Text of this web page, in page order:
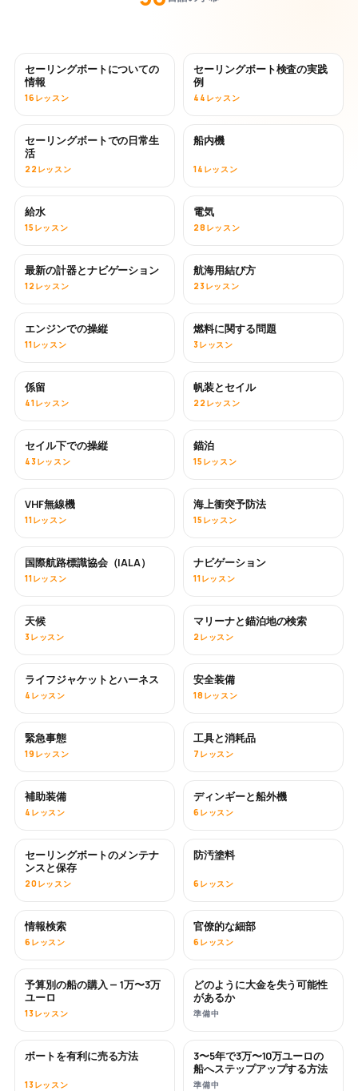
セーリングボートについての
情報
16レッスン
セーリングボート検査の実践
例
44レッスン
セーリングボートでの日常生
活
22レッスン
船内機
14レッスン
給水
15レッスン
電気
28レッスン
最新の計器とナビゲーション
12レッスン
航海用結び方
23レッスン
エンジンでの操縦
11レッスン
燃料に関する問題
3レッスン
係留
41レッスン
帆装とセイル
22レッスン
セイル下での操縦
43レッスン
錨泊
15レッスン
VHF無線機
11レッスン
海上衝突予防法
15レッスン
国際航路標識協会（IALA）
11レッスン
ナビゲーション
11レッスン
天候
3レッスン
マリーナと錨泊地の検索
2レッスン
ライフジャケットとハーネス
4レッスン
安全装備
18レッスン
緊急事態
19レッスン
工具と消耗品
7レッスン
補助装備
4レッスン
ディンギーと船外機
6レッスン
セーリングボートのメンテナ
ンスと保存
20レッスン
近日公開
防汚塗料
6レッスン
情報検索
6レッスン
官僚的な細部
6レッスン
近日公開
予算別の船の購入 — 1万〜3万
ユーロ
13レッスン
近日公開
どのように大金を失う可能性
があるか
準備中
新着
ボートを有利に売る方法
13レッスン
新着
3〜5年で3万〜10万ユーロの
船へステップアップする方法
準備中